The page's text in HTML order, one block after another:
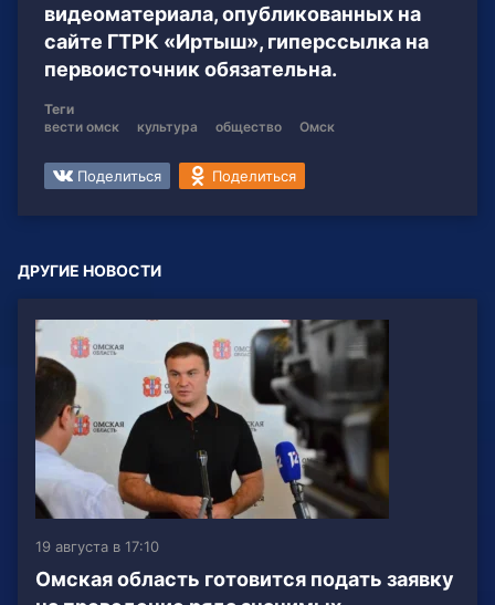
видеоматериала, опубликованных на
сайте ГТРК «Иртыш», гиперссылка на
первоисточник обязательна.
Теги
вести омск
культура общество Омск
Поделиться Поделиться
ДРУГИЕ НОВОСТИ
19 августа в 17:10
Омская область готовится подать заявку